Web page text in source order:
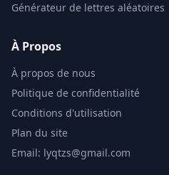
Générateur de lettres aléatoires
À Propos
À propos de nous
Politique de confidentialité
Conditions d'utilisation
Plan du site
Email: lyqtzs@gmail.com